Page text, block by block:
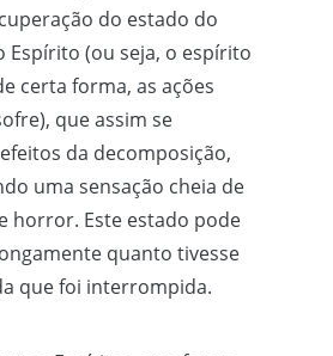
do estado do
Espírito (ou seja, o espírito
certa forma, as ações
que assim se
da decomposição,
uma sensação cheia de
horror. Este estado pode
quanto tivesse
que foi interrompida.